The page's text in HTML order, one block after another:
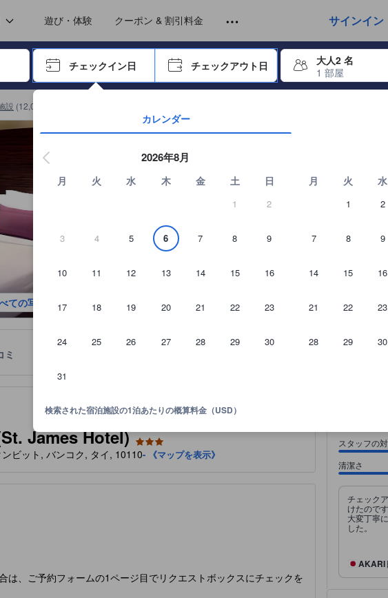
遊び・体験 クーポン & 割引料金 サインイン
で進み、エンターキーを押して内容を確定して、検索します。
チェックイン日 チェックアウト日
大人2 名
1 部屋
エンターキーを押して日付選択画面の操作を開始します。方向キーを使用して、チェ
カレンダー
2026年8月
月 火 水 木 金 土 日
1 2
3 4 5 6 7 8 9
10 11 12 13 14 15 16
17 18 19 20 21 22 23
24 25 26 27 28 29 30
31
月 火 水
1 2
7 8 9
14 15 16
21 22 23
28 29 30
検索された宿泊施設の1泊あたりの概算料金（USD）
設 (12,048
ての写真を見る
ミ
James Hotel)
ビット, バンコク, タイ, 10110- 《マップを表示》
は、ご予約フォームの1ページ目でリクエストボックスにチェックを
スタッフの
清潔さ
チェック
けたので
大変丁寧
した。
AKARI
から提供されています。実際の経験に基づいた内容であるため、これから宿泊選び
ア